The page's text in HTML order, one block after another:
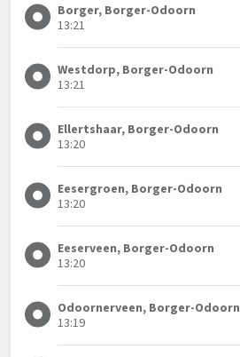
Borger, Borger-Odoorn
13:21
Westdorp, Borger-Odoorn
13:21
Ellertshaar, Borger-Odoorn
13:20
Eesergroen, Borger-Odoorn
13:20
Eeserveen, Borger-Odoorn
13:20
Odoornerveen, Borger-Odoorn
13:19